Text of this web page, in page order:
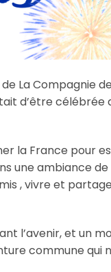
La Compagnie
d’être célébrée
la France pour
une ambiance
, vivre et
l’avenir, et un
commune qui